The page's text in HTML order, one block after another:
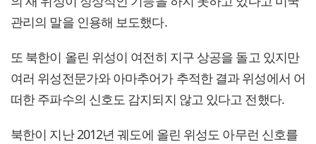
관리의 말을 인용해 보도했다.
또 북한이 올린 위성이 여전히 지구 상공을 돌고 있지만
여러 위성전문가와 아마추어가 추적한 결과 위성에서 어
떠한 주파수의 신호도 감지되지 않고 있다고 전했다.
북한이 지난 2012년 궤도에 올린 위성도 아무런 신호를